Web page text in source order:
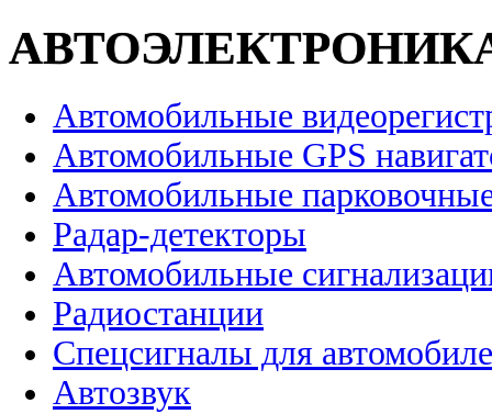
Автомобильные
Автомобильные GPS
Автомобильные
Радар-детекторы
Автомобильные
Радиостанции
Спецсигналы для
Автозвук